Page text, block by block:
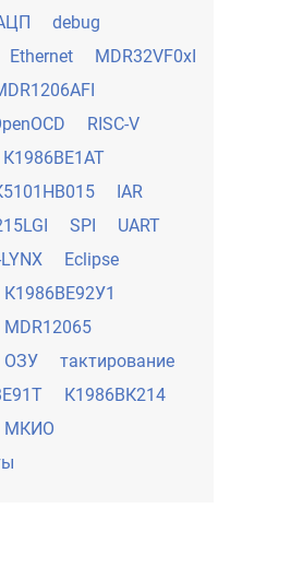
debug
Ethernet
MDR32VF0xI
RISC-V
К1986ВЕ1АТ
IAR
SPI
UART
Eclipse
К1986ВЕ92У1
MDR12065
ОЗУ
тактирование
К1986ВК214
МКИО